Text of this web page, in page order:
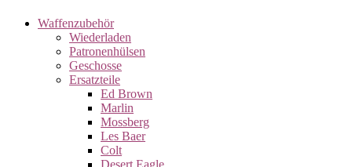
Waffenzubehör
Wiederladen
Patronenhülsen
Geschosse
Ersatzteile
Ed Brown
Marlin
Mossberg
Les Baer
Colt
Desert Eagle